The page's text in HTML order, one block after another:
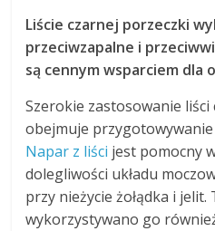
Liście czarnej porzeczki
przeciwzapalne i
są cennym wsparciem dla
Szerokie zastosowanie
obejmuje
Napar z liści jest pomocny
dolegliwości układu
przy nieżycie żołądka i jelit.
wykorzystywano go